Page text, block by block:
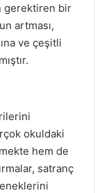
gerektiren bir
artması,
ve çeşitli
okuldaki
hem de
satranç